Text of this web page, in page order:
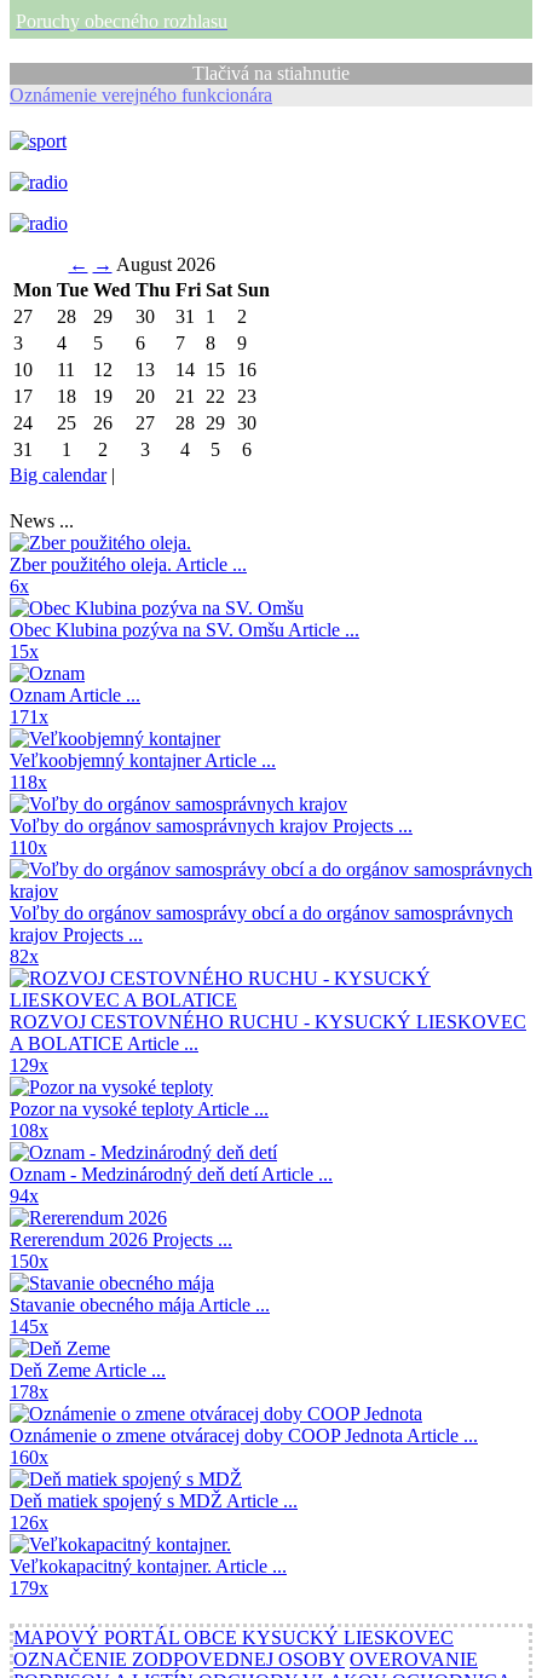
Poruchy obecného rozhlasu
Tlačivá na stiahnutie
Oznámenie verejného funkcionára
← → August 2026
Mon Tue Wed Thu Fri Sat Sun
27
28 29 30 31 1
2
3
4 5 6 7 8
9
10
11 12 13 14 15
16
17
18 19 20 21 22
23
24
25 26 27 28 29 30
31
1 2 3 4 5
6
Big calendar|
News ...
Zber použitého oleja. Article ...
6x
Obec Klubina pozýva na SV. Omšu Article ...
15x
Oznam Article ...
171x
Veľkoobjemný kontajnerArticle ...
118x
Voľby do orgánov samosprávnych krajov Projects ...
110x
Voľby do orgánov samosprávy obcí a do orgánov samosprávnych
krajov Projects ...
82x
ROZVOJ CESTOVNÉHO RUCHU - KYSUCKÝ LIESKOVEC
A BOLATICE Article ...
129x
Pozor na vysoké teploty Article ...
108x
Oznam - Medzinárodný deň detíArticle ...
94x
Rererendum 2026 Projects ...
150x
Stavanie obecného mája Article ...
145x
Deň Zeme Article ...
178x
Oznámenie o zmene otváracej doby COOP Jednota Article ...
160x
Deň matiek spojený s MDŽ Article ...
126x
Veľkokapacitný kontajner. Article ...
179x
MAPOVÝ PORTÁL OBCE KYSUCKÝ LIESKOVEC
OZNAČENIE ZODPOVEDNEJ OSOBY OVEROVANIE